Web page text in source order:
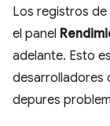
Los registros
el panel
adelante. Esto
desarrolladores
depures